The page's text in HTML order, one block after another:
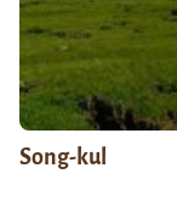
Song-kul